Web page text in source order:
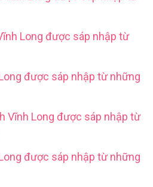
Long được sáp nhập từ
được sáp nhập từ những
Vĩnh Long được sáp nhập từ
được sáp nhập từ những